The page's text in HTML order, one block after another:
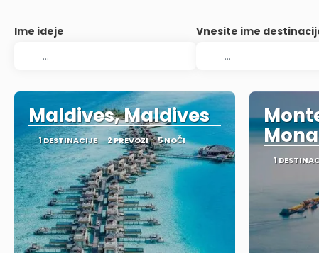
Ime ideje Vnesite ime
Maldives, Maldives
1 DESTINACIJE 2 PREVOZI 5 NOČI
1